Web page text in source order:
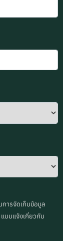
การจัดเก็บข้อมูล
บบแจ้งเกี่ยวกับ